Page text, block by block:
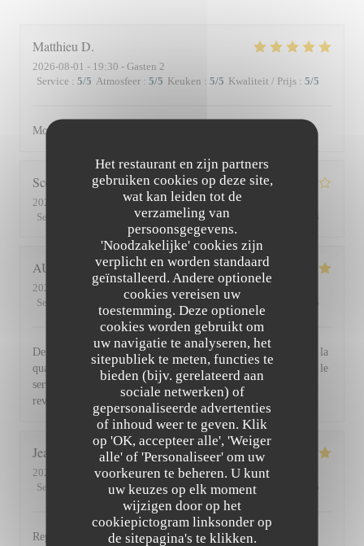
Het restaurant en zijn partners
gebruiken cookies op deze site,
wat kan leiden tot de
verzameling van
persoonsgegevens.
'Noodzakelijke' cookies zijn
verplicht en worden standaard
geïnstalleerd. Andere optionele
cookies vereisen uw
toestemming. Deze optionele
cookies worden gebruikt om
uw navigatie te analyseren, het
sitepubliek te meten, functies te
bieden (bijv. gerelateerd aan
sociale netwerken) of
gepersonaliseerde advertenties
of inhoud weer te geven. Klik
op 'OK, accepteer alle', 'Weiger
alle' of 'Personaliseer' om uw
voorkeuren te beheren. U kunt
uw keuzes op elk moment
wijzigen door op het
cookiepictogram linksonder op
de sitepagina's te klikken.
Matthieu D
2026-08-01 - 19:30 - Gasten 2
Service : 5/5 Atmosfeer : 5/5 Keuken : 5/5 Kwaliteit / Prijs : 5/5
Moment superbe, du service à l’assiette !
Scott
2026-07-30
- 19:45 - Gasten 3
Service
Atmosfeer: 3/5 Keuken: 4/5 Kwaliteit / Prijs /5
AUDE
2026-07-30
- 19:30 - Gasten 2
Service
Atmosfeer: 5/5 Keuken: 5/5 Kwaliteit / Prijs /5
De l'accueil souriant et chaleureux comme à la maison jusqu'à la
qualité et la présentation de l'assiette (poissons) en passant par le
service du vin, nous avons apprécié ce dîner et souhaitons
revenir. Bravo & merci +++
Jean Louis D
2026-07-30
- 13:00 - Gasten 2
Service
Atmosfeer: 4/5 Keuken: 5/5 Kwaliteit / Prijs /5
Repas excellent de l’entrée au dessert. Service impeccable.